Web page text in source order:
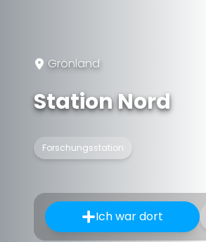
Grönland
Station Nord
Forschungsstation
Ich war dort